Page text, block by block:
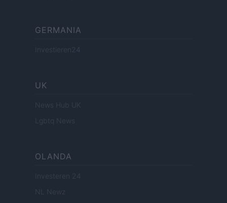
GERMANIA
Investieren24
UK
News Hub UK
Lgbtq News
OLANDA
Investeren 24
NL Newz